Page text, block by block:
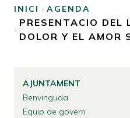
Què
fer?
Tràmits
NextGenerationEU
FIL
D'ARIADNA
INICI AGENDA
PRESENTACIO DEL
DOLOR Y EL AMOR
AJUNTAMENT
Benvinguda
Equip de govern